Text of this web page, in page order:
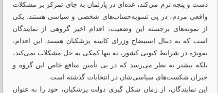
دست و پنجه نرم می‌کند، عده‌ای در پارلمان به جای تمرکز بر مشکلات
واقعی مردم، در پی تسویه‌حساب‌های شخصی و سیاسی هستند. یکی
از نمونه‌های برجسته این وضعیت، اقدام اخیر گروهی از نمایندگان
است که به دنبال استیضاح وزرای کابینه پزشکیان هستند. این اقدام،
به‌ویژه در شرایط کنونی کشور، نه تنها کمکی به حل مشکلات نمی‌کند،
بلکه بیشتر به نظر می‌رسد که در پی تأمین منافع خاص این گروه و
جبران شکست‌های سیاسی‌شان در انتخابات گذشته است.
این نمایندگان، از زمان شکل گیری دولت پزشکیان، خود را به عنوان